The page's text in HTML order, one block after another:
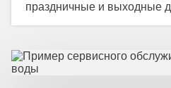
праздничные и выходные